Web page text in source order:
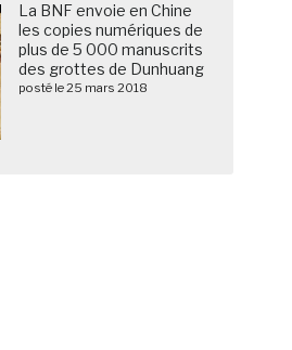
La BNF envoie en Chine
les copies numériques de
plus de 5 000 manuscrits
des grottes de Dunhuang
posté le 25 mars 2018